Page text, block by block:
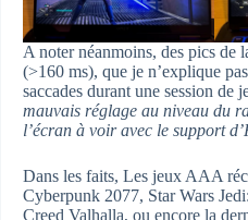
A noter néanmoins, des pics de
(>160 ms), que je n’explique
saccades durant une session de
mauvais réglage au niveau du
l’écran à voir avec le support
Dans les faits, Les jeux AAA
Cyberpunk 2077, Star Wars
Creed Valhalla, ou encore la